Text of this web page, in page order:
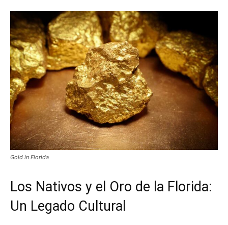
Gold in Florida
Los Nativos y el Oro de la Florida:
Un Legado Cultural